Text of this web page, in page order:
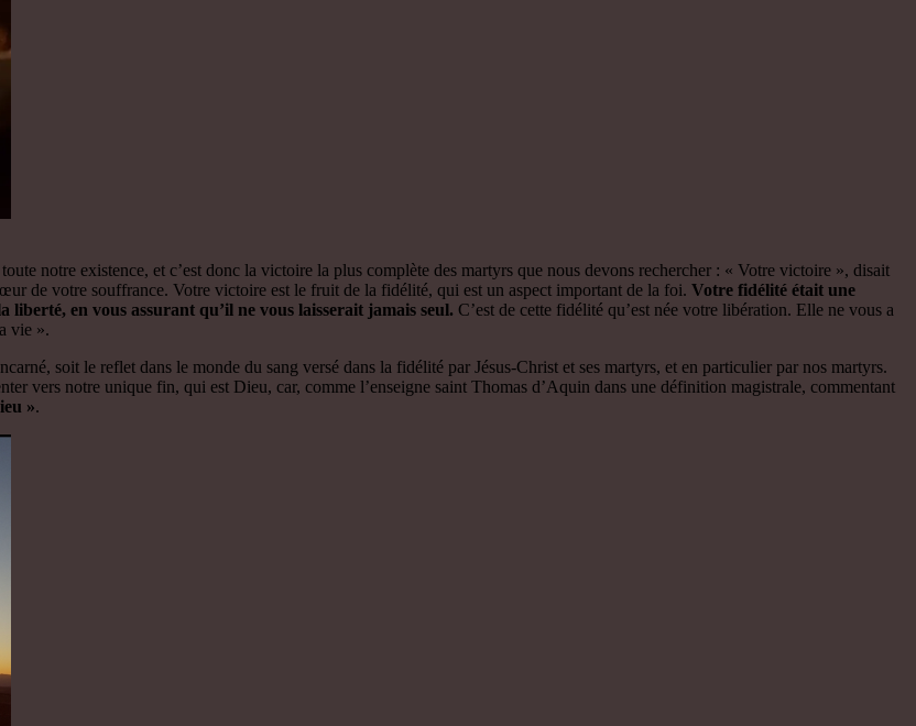
notre existence, et c’est donc la victoire la plus complète des martyrs que nous devons rechercher : « Votre victoire », disait
de votre souffrance. Votre victoire est le fruit de la fidélité, qui est un aspect important de la foi. Votre fidélité était une
en vous assurant qu’il ne vous laisserait jamais seul. C’est de cette fidélité qu’est née votre libération. Elle ne vous a
vie ».
soit le reflet dans le monde du sang versé dans la fidélité par Jésus-Christ et ses martyrs, et en particulier par nos martyrs.
vers notre unique fin, qui est Dieu, car, comme l’enseigne saint Thomas d’Aquin dans une définition magistrale, commentant
».